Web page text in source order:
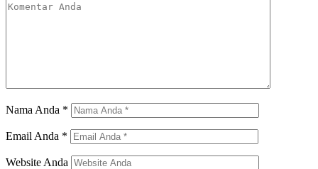
Nama Anda *
Email Anda *
Website Anda